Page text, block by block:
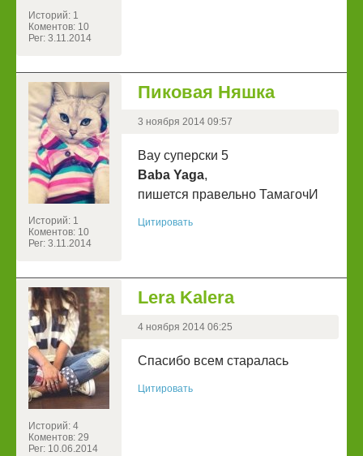
Историй: 1
Коментов: 10
Рег: 3.11.2014
Историй: 1
Коментов: 10
Рег: 3.11.2014
Пиковая Няшка
3 ноября 2014 09:57
Вау суперски 5
Baba Yaga,
пишется правельно ТамагочИ
Цитировать
Историй: 4
Коментов: 29
Рег: 10.06.2014
Lera Kalera
4 ноября 2014 06:25
Спасибо всем старалась
Цитировать